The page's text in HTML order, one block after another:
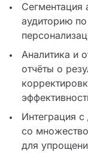
Сегментация
аудиторию
Аналитика и
отчёты о
Интеграция
со
для